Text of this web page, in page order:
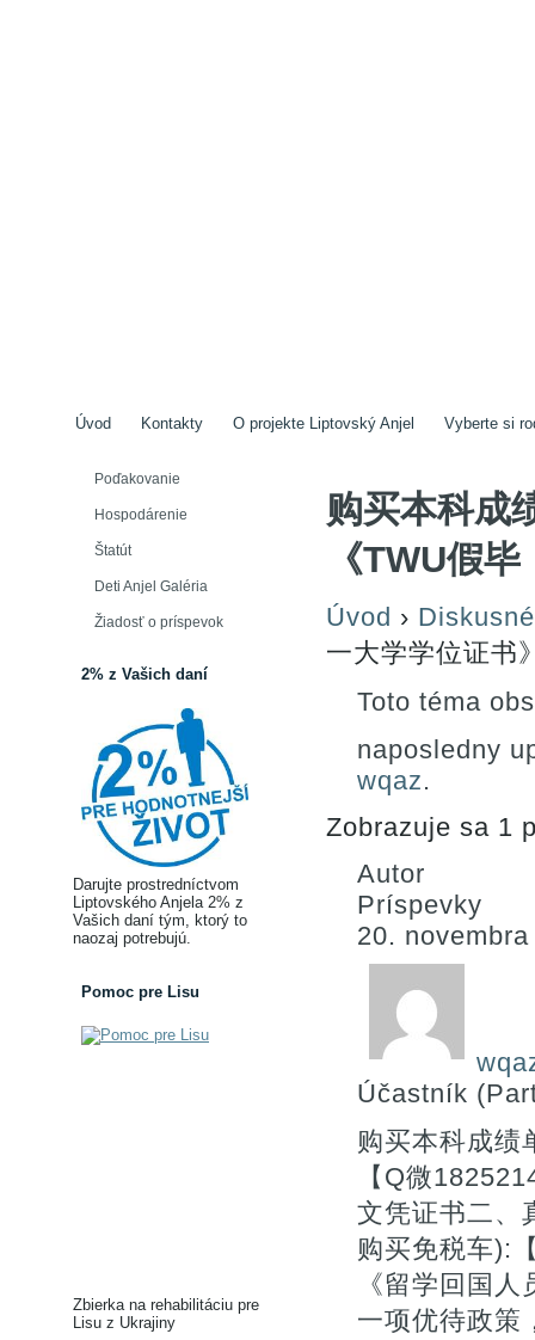
Úvod Kontakty O projekte Liptovský Anjel Vyberte si
Poďakovanie
Hospodárenie
Štatút
Deti Anjel Galéria
Žiadosť o príspevok
2% z Vašich daní
Darujte prostredníctvom
Liptovského Anjela 2% z
Vašich daní tým, ktorý to
naozaj potrebujú.
Pomoc pre Lisu
Zbierka na rehabilitáciu pre
Lisu z Ukrajiny
购买本科成
《TWU假毕
Úvod ›
一大学学位证书
Toto téma
naposledny
wqaz.
Zobrazuje sa 1
Autor
Príspevky
20.
Účastník
购买本科成绩
【Q微
文凭证书二、
购买免税车):
《留学回国
一项优待政策